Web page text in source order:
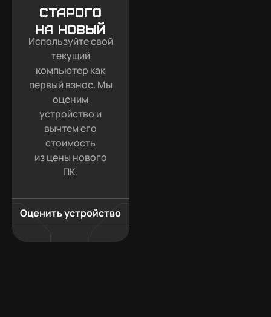
старого
на новый
Используйте свой
текущий
компьютер как
первый взнос. Мы
оценим
устройство и
вычтем его
стоимость
из цены нового
ПК.
Оценить устройство